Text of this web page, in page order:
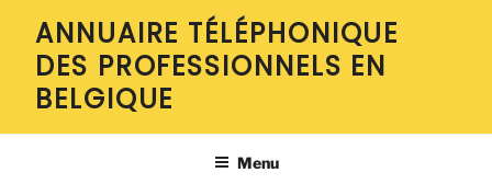
contenu
principal
ANNUAIRE TÉLÉPHONIQUE
DES PROFESSIONNELS EN
BELGIQUE
Menu